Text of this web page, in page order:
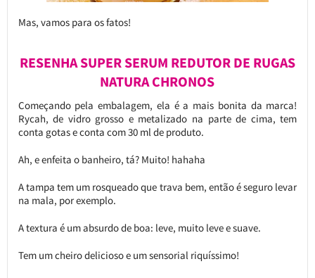
Mas, vamos para os fatos!
RESENHA SUPER SERUM REDUTOR DE RUGAS
NATURA CHRONOS
Começando pela embalagem, ela é a mais bonita da marca!
Rycah, de vidro grosso e metalizado na parte de cima, tem
conta gotas e conta com 30 ml de produto.
Ah, e enfeita o banheiro, tá? Muito! hahaha
A tampa tem um rosqueado que trava bem, então é seguro levar
na mala, por exemplo.
A textura é um absurdo de boa: leve, muito leve e suave.
Tem um cheiro delicioso e um sensorial riquíssimo!